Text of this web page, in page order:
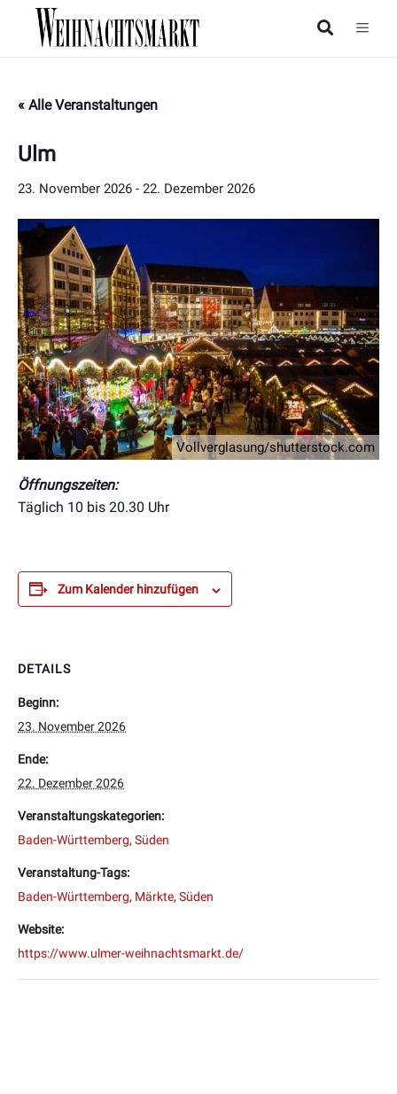
« Alle Veranstaltungen
Ulm
23. November 2026 - 22. Dezember 2026
Vollverglasung/shutterstock.com
Öffnungszeiten:
Täglich 10 bis 20.30 Uhr
Zum Kalender hinzufügen
DETAILS
Beginn:
23. November 2026
Ende:
22. Dezember 2026
Veranstaltungskategorien:
Baden-Württemberg, Süden
Veranstaltung-Tags:
Baden-Württemberg, Märkte, Süden
Website:
https://www.ulmer-weihnachtsmarkt.de/